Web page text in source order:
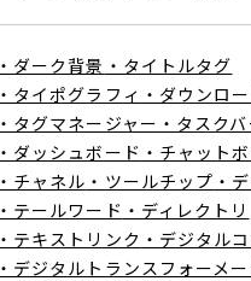
・ダーク背景 ・タイトルタグ
・タイポグラフィ ・ダウンロ
・タグマネージャー ・タスク
・ダッシュボード ・チャット
・チャネル ・ツールチップ ・
・テールワード ・ディレクトリ
・テキストリンク ・デジタル
・デジタルトランスフォーメ